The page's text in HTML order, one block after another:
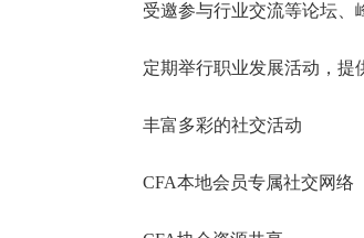
受邀参与行业交流等论坛、
定期举行职业发展活动，提
丰富多彩的社交活动
CFA本地会员专属社交网络